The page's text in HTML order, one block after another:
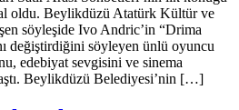
oldu. Beylikdüzü Atatürk Kültür ve
söyleşide Ivo Andric’in “Drima
değiştirdiğini söyleyen ünlü oyuncu
edebiyat sevgisini ve sinema
Beylikdüzü Belediyesi’nin […]